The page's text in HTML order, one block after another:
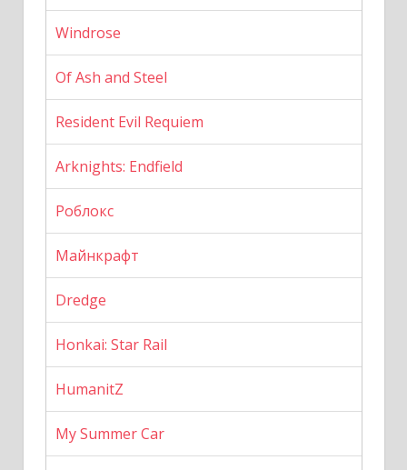
Windrose
Of Ash and Steel
Resident Evil Requiem
Arknights: Endfield
Роблокс
Майнкрафт
Dredge
Honkai: Star Rail
HumanitZ
My Summer Car